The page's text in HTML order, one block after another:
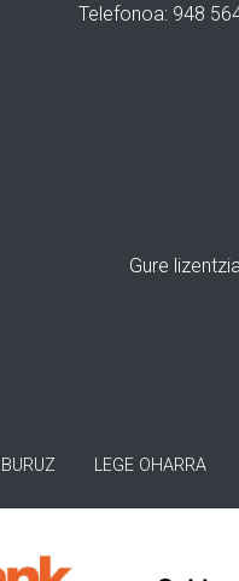
Telefonoa: 948
Gure lizentzia
LEGE OHARRA